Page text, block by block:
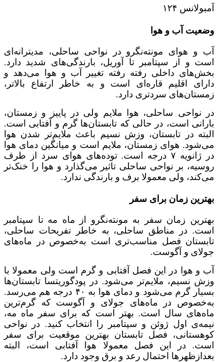
آمبولانس ۱۲۴
وضعیت آب‌ و‌ هوا
آب و هوای مونته‌نگرو در نواحی ساحلی، مدیترانه‌ای
است و از سپتامبر تا آوریل، بارندگی‌های شدید دارد.
بخش‌های داخلی رفته رفته تغییر آب و هوا می‌دهد و
دارای اقلیم قاره‌ای است و به خاطر ارتفاع بالاتر،
زمستان‌های سردتری دارد.
در نواحی ساحلی، هوا ملایم ولی در پاییز و زمستان،
بارانی است، در حالی که تابستان‌ها گرم و آفتابی است.
البته در تابستان، وزش نسیم باعث ملایم‌تر شدن هوا
می‌شود. هوای زمستان، ملایم است و میانگین دمای هوا
در ژانویه ۷ درجه است. توده‌های هوای سرد از طرف
روسیه، بر نواحی ساحلی تاثیر می‌گذارد و هوا را خنک‌تر
می‌کند، ولی معمولا برف و بارندگی ندارد.
بهترین زمان برای سفر
بهترین زمان سفر به مونته‌نگرو از ماه مه تا سپتامبر
است. در مناطق ساحلی، به خاطر تفریحات ساحلی،
تابستان فصل مناسب‌تری است به‌خصوص در ماه‌های
جولای و آگوست.
آب و هوا در این فصل آفتابی و گرم است ولی معمولا با
وزش نسیم، ملایم‌تر می‌شود. در پودگوریتسا تابستان‌ها
بسیار گرم می‌شود و دمای هوا به ۴۰ درجه هم می‌رسد.
به‌خصوص در ماه‌های جولای و آگوست که گرم‌ترین
ماه‌های سال است. بهتر است که برای سفر ماه مه،
نیمه‌ی اول ژوئن و سپتامبر را انتخاب کنید. در نواحی
کوهستانی، فصل تابستان بهترین موقعیت برای سفر
است. در این فصل معمولا هوا آفتابی است، البته
بعدازظهرها احتمال رعد و برق وجود دارد.